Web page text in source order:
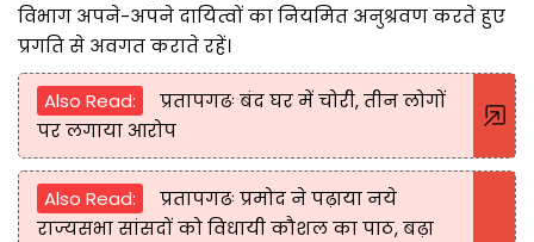
विभाग अपने-अपने दायित्वों का नियमित अनुश्रवण करते हुए
प्रगति से अवगत कराते रहें।
Also Read:
प्रतापगढः बंद घर में चोरी, तीन लोगों
पर लगाया आरोप
Also Read:
प्रतापगढः प्रमोद ने पढ़ाया नये
राज्यसभा सांसदों को विधायी कौशल का पाठ, बढ़ा